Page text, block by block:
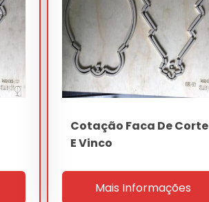
Cotação Faca De Corte
E Vinco
Mais Informações